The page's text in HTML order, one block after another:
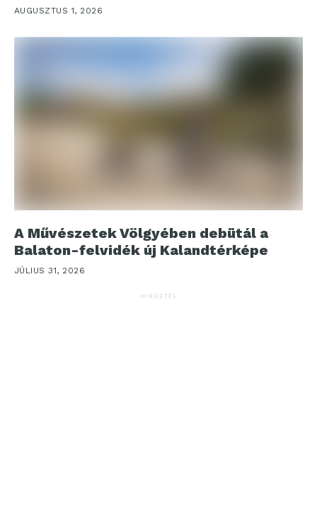
AUGUSZTUS 1, 2026
A Művészetek Völgyében debütál a
Balaton-felvidék új Kalandtérképe
JÚLIUS 31, 2026
HIRDETÉS